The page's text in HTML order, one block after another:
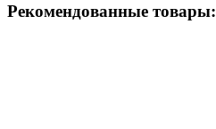
Рекомендованные товары: